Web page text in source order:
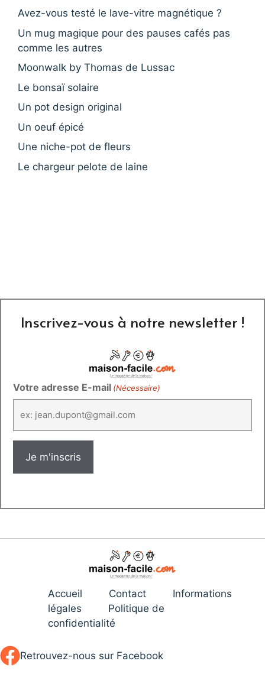
Avez-vous testé le lave-vitre magnétique ?
Un mug magique pour des pauses cafés pas
comme les autres
Moonwalk by Thomas de Lussac
Le bonsaï solaire
Un pot design original
Un oeuf épicé
Une niche-pot de fleurs
Le chargeur pelote de laine
Inscrivez-vous à notre newsletter !
Votre adresse E-mail (Nécessaire)
Accueil Contact
Informations
légales
Politique de
confidentialité
Retrouvez-nous sur Facebook